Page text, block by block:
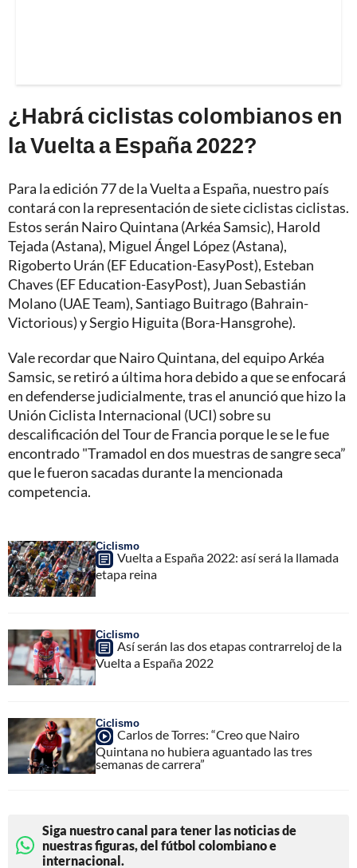
¿Habrá ciclistas colombianos en
la Vuelta a España 2022?
Para la edición 77 de la Vuelta a España, nuestro país
contará con la representación de siete ciclistas ciclistas.
Estos serán Nairo Quintana (Arkéa Samsic), Harold
Tejada (Astana), Miguel Ángel López (Astana),
Rigoberto Urán (EF Education-EasyPost), Esteban
Chaves (EF Education-EasyPost), Juan Sebastián
Molano (UAE Team), Santiago Buitrago (Bahrain-
Victorious) y Sergio Higuita (Bora-Hansgrohe).
Vale recordar que Nairo Quintana, del equipo Arkéa
Samsic, se retiró a última hora debido a que se enfocará
en defenderse judicialmente, tras el anunció que hizo la
Unión Ciclista Internacional (UCI) sobre su
descalificación del Tour de Francia porque le se le fue
encontrado "Tramadol en dos muestras de sangre seca”
que le fueron sacadas durante la mencionada
competencia.
Ciclismo
Vuelta a España 2022: así será la llamada
etapa reina
Ciclismo
Así serán las dos etapas contrarreloj de la
Vuelta a España 2022
Ciclismo
Carlos de Torres: “Creo que Nairo
Quintana no hubiera aguantado las tres
semanas de carrera”
Siga nuestro canal para tener las noticias de
nuestras figuras, del fútbol colombiano e
internacional.